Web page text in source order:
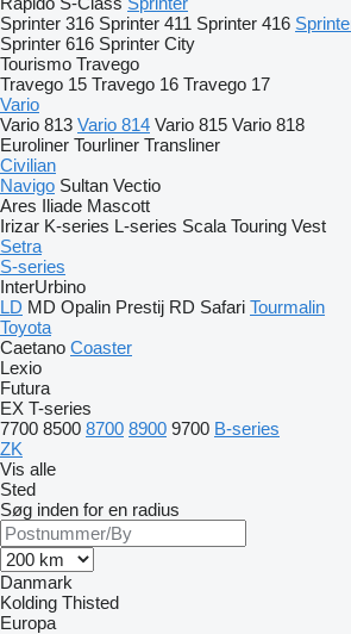
Sprinter 316 Sprinter 411 Sprinter 416
Sprinter 616 Sprinter City
Tourismo Travego
Travego 15 Travego 16 Travego 17
Vario
Vario 813 Vario 814 Vario 815 Vario 818
Euroliner Tourliner Transliner
Civilian
Navigo Sultan Vectio
Ares Iliade Mascott
Irizar K-series L-series Scala Touring Vest
Setra
S-series
InterUrbino
LD MD Opalin Prestij RD Safari Tourmalin
Toyota
Caetano Coaster
Lexio
Futura
EX T-series
7700 8500 8700 8900 9700 B-series
ZK
Vis alle
Sted
Søg inden for en radius
Danmark
Kolding Thisted
Europa